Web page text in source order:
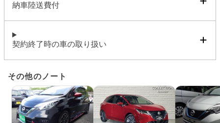
納車陸送費付
契約終了時の車の取り扱い
その他のノート